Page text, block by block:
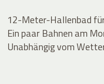
12-Meter-Hallenbad
Ein paar Bahnen am
Unabhängig vom